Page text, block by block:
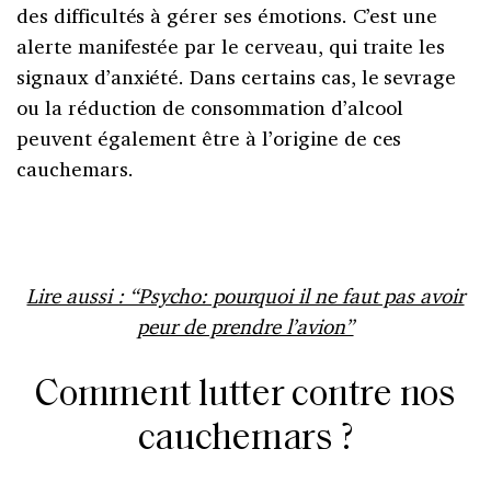
des difficultés à gérer ses émotions. C’est une
alerte manifestée par le cerveau, qui traite les
signaux d’anxiété. Dans certains cas, le sevrage
ou la réduction de consommation d’alcool
peuvent également être à l’origine de ces
cauchemars.
Lire aussi : “Psycho: pourquoi il ne faut pas avoir
peur de prendre l’avion”
Comment lutter contre nos
cauchemars ?